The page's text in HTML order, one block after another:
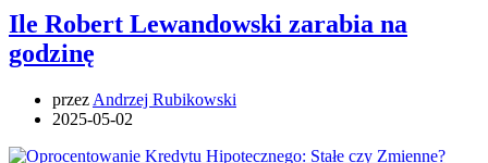
Ile Robert Lewandowski zarabia na
godzinę
przez Andrzej Rubikowski
2025-05-02